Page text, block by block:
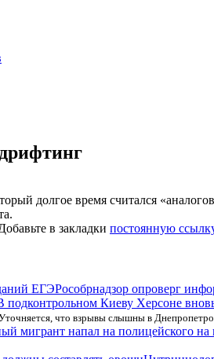
долгое время считался
в закладки постоянную
Рособрнадзор опроверг
подконтрольном Киеву Херсоне
что взрывы слышны в
мигрант напал на полицейского